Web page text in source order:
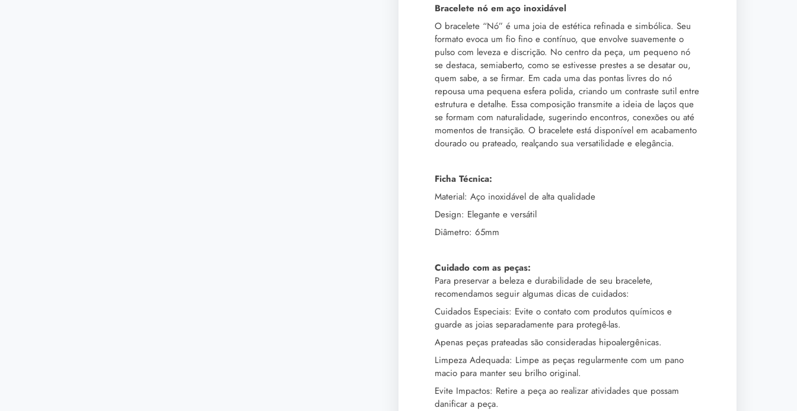
Bracelete nó em aço inoxidável
O bracelete “Nó” é uma joia de estética refinada e simbólica. Seu
formato evoca um fio fino e contínuo, que envolve suavemente o
pulso com leveza e discrição. No centro da peça, um pequeno nó
se destaca, semiaberto, como se estivesse prestes a se desatar ou,
quem sabe, a se firmar. Em cada uma das pontas livres do nó
repousa uma pequena esfera polida, criando um contraste sutil entre
estrutura e detalhe. Essa composição transmite a ideia de laços que
se formam com naturalidade, sugerindo encontros, conexões ou até
momentos de transição. O bracelete está disponível em acabamento
dourado ou prateado, realçando sua versatilidade e elegância.
Ficha Técnica:
Material: Aço inoxidável de alta qualidade
Design: Elegante e versátil
Diâmetro: 65mm
Cuidado com as peças:
Para preservar a beleza e durabilidade de seu bracelete,
recomendamos seguir algumas dicas de cuidados:
Cuidados Especiais: Evite o contato com produtos químicos e
guarde as joias separadamente para protegê-las.
Apenas peças prateadas são consideradas hipoalergênicas.
Limpeza Adequada: Limpe as peças regularmente com um pano
macio para manter seu brilho original.
Evite Impactos: Retire a peça ao realizar atividades que possam
danificar a peça.